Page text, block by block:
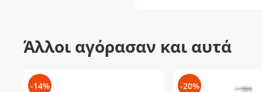
Άλλοι αγόρασαν και αυτά
-14% -20%